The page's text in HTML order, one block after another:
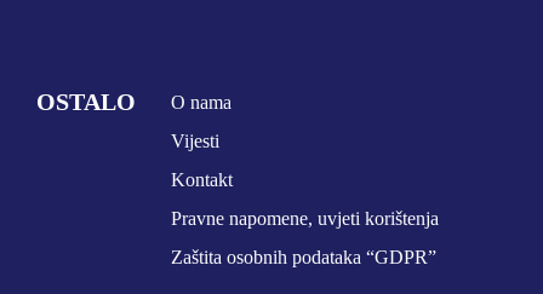
OSTALO
O nama
Vijesti
Kontakt
Pravne napomene, uvjeti korištenja
Zaštita osobnih podataka “GDPR”